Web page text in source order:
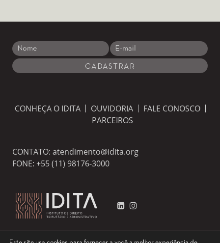
CONHEÇA O IDITA OUVIDORIA
FALE CONOSCO
PARCEIROS
CONTATO: atendimento@idita.org
FONE: +55 (11) 98176-3000